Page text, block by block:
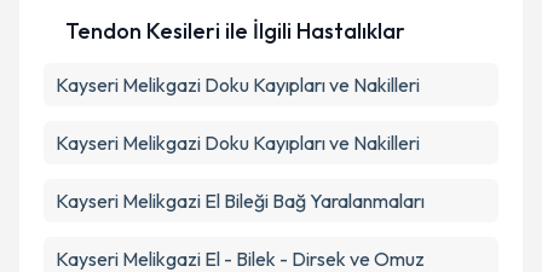
Takvim Talebini Gönder
Tendon Kesileri ile İlgili Hastalıklar
Kayseri Melikgazi Doku Kayıpları ve Nakilleri
Kayseri Melikgazi Doku Kayıpları ve Nakilleri
Kayseri Melikgazi El Bileği Bağ Yaralanmaları
Kayseri Melikgazi El - Bilek - Dirsek ve Omuz